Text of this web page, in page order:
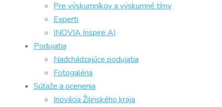
Pre výskumníkov a výskumné tímy
Experti
INOVIA Inspire AI
Podujatia
Nadchádzajúce podujatia
Fotogaléria
Súťaže a ocenenia
Inovácia Žilinského kraja